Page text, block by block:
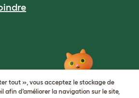
et cookies
tout », vous acceptez le stockage de
afin d’améliorer la navigation sur le site,